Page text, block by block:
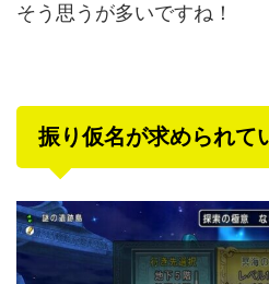
そう思うが多いですね！
振り仮名が求められて